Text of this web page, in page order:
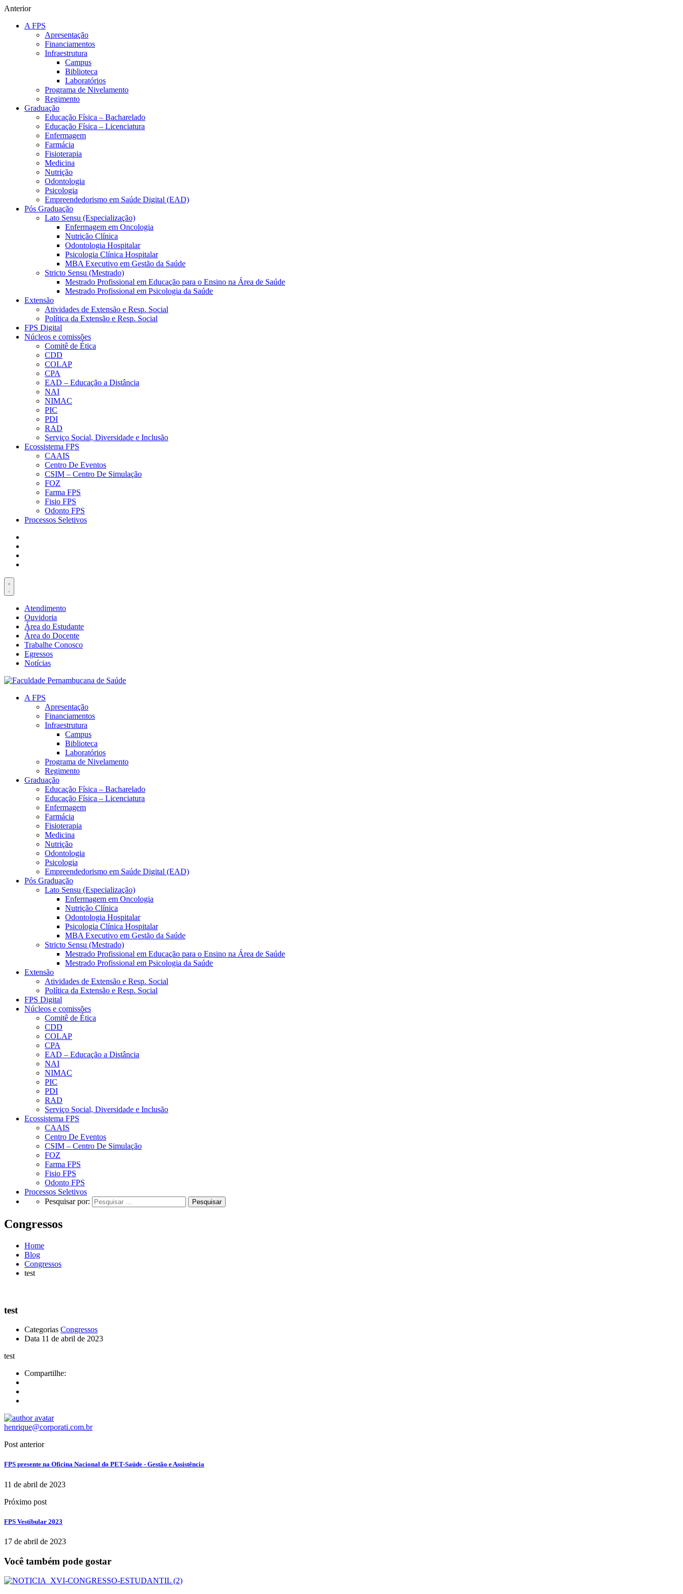
Anterior
A FPS
Apresentação
Financiamentos
Infraestrutura
Campus
Biblioteca
Laboratórios
Programa de Nivelamento
Regimento
Graduação
Educação Física – Bacharelado
Educação Física – Licenciatura
Enfermagem
Farmácia
Fisioterapia
Medicina
Nutrição
Odontologia
Psicologia
Empreendedorismo em Saúde Digital (EAD)
Pós Graduação
Lato Sensu (Especialização)
Enfermagem em Oncologia
Nutrição Clínica
Odontologia Hospitalar
Psicologia Clínica Hospitalar
MBA Executivo em Gestão da Saúde
Stricto Sensu (Mestrado)
Mestrado Profissional em Educação para o Ensino na Área de Saúde
Mestrado Profissional em Psicologia da Saúde
Extensão
Atividades de Extensão e Resp. Social
Política da Extensão e Resp. Social
FPS Digital
Núcleos e comissões
Comitê de Ética
CDD
COLAP
CPA
EAD – Educação a Distância
NAI
NIMAC
PIC
PDI
RAD
Serviço Social, Diversidade e Inclusão
Ecossistema FPS
CAAIS
Centro De Eventos
CSIM – Centro De Simulação
FOZ
Farma FPS
Fisio FPS
Odonto FPS
Processos Seletivos
Atendimento
Ouvidoria
Área do Estudante
Área do Docente
Trabalhe Conosco
Egressos
Notícias
A FPS
Apresentação
Financiamentos
Infraestrutura
Campus
Biblioteca
Laboratórios
Programa de Nivelamento
Regimento
Graduação
Educação Física – Bacharelado
Educação Física – Licenciatura
Enfermagem
Farmácia
Fisioterapia
Medicina
Nutrição
Odontologia
Psicologia
Empreendedorismo em Saúde Digital (EAD)
Pós Graduação
Lato Sensu (Especialização)
Enfermagem em Oncologia
Nutrição Clínica
Odontologia Hospitalar
Psicologia Clínica Hospitalar
MBA Executivo em Gestão da Saúde
Stricto Sensu (Mestrado)
Mestrado Profissional em Educação para o Ensino na Área de Saúde
Mestrado Profissional em Psicologia da Saúde
Extensão
Atividades de Extensão e Resp. Social
Política da Extensão e Resp. Social
FPS Digital
Núcleos e comissões
Comitê de Ética
CDD
COLAP
CPA
EAD – Educação a Distância
NAI
NIMAC
PIC
PDI
RAD
Serviço Social, Diversidade e Inclusão
Ecossistema FPS
CAAIS
Centro De Eventos
CSIM – Centro De Simulação
FOZ
Farma FPS
Fisio FPS
Odonto FPS
Processos Seletivos
Pesquisar por:
Congressos
Home
Blog
Congressos
test
test
Categorias Congressos
Data 11 de abril de 2023
test
Compartilhe:
henrique@corporati.com.br
Post anterior
FPS presente na Oficina Nacional do PET-Saúde - Gestão e Assistência
11 de abril de 2023
Próximo post
FPS Vestibular 2023
17 de abril de 2023
Você também pode gostar